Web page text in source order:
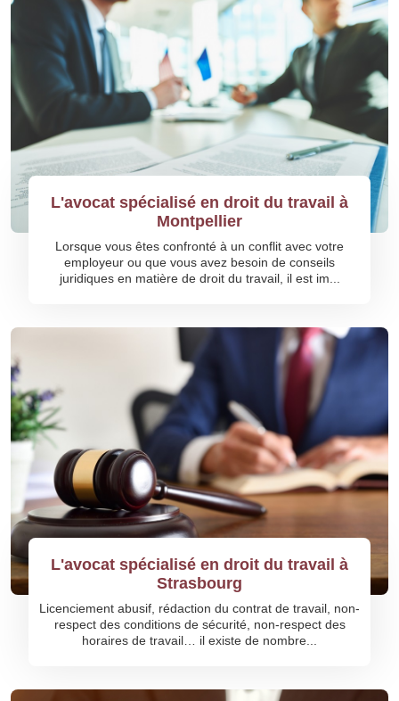
L'avocat spécialisé en droit du travail à
Montpellier
Lorsque vous êtes confronté à un conflit avec votre
employeur ou que vous avez besoin de conseils
juridiques en matière de droit du travail, il est im...
L'avocat spécialisé en droit du travail à
Strasbourg
Licenciement abusif, rédaction du contrat de travail, non-
respect des conditions de sécurité, non-respect des
horaires de travail… il existe de nombre...